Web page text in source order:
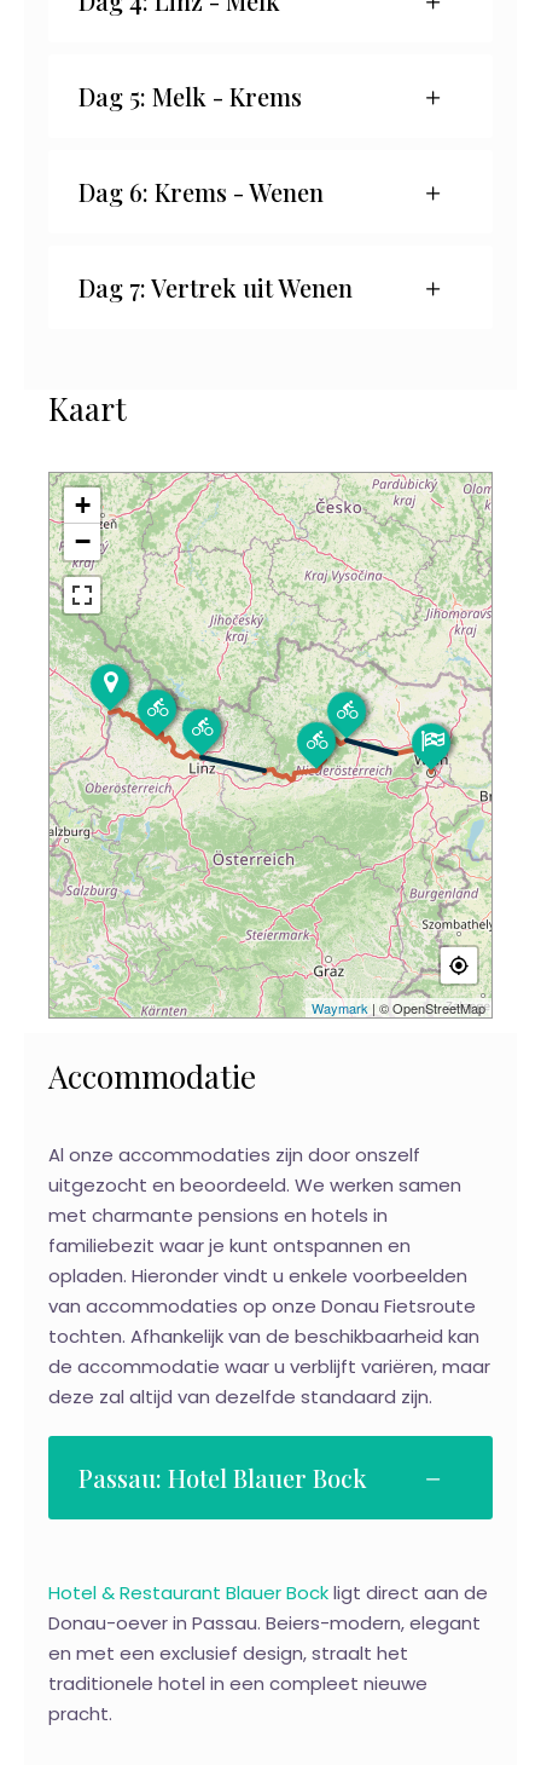
Dag 5: Melk - Krems
Dag 6: Krems - Wenen
Dag 7: Vertrek uit Wenen
Kaart
+
−
Waymark | © OpenStreetMap
Accommodatie
Al onze accommodaties zijn door onszelf
uitgezocht en beoordeeld. We werken samen
met charmante pensions en hotels in
familiebezit waar je kunt ontspannen en
opladen. Hieronder vindt u enkele voorbeelden
van accommodaties op onze Donau Fietsroute
tochten. Afhankelijk van de beschikbaarheid kan
de accommodatie waar u verblijft variëren, maar
deze zal altijd van dezelfde standaard zijn.
Passau: Hotel Blauer Bock
Hotel & Restaurant Blauer Bockligt direct aan de
Donau-oever in Passau. Beiers-modern, elegant
en met een exclusief design, straalt het
traditionele hotel in een compleet nieuwe
pracht.